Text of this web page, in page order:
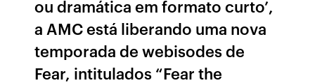
ou dramática em formato curto’,
a AMC está liberando uma nova
temporada de webisodes de
Fear, intitulados “Fear the